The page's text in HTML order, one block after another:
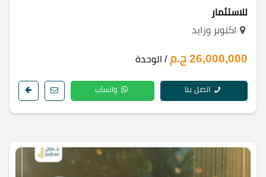
للاستثمار
اكتوبر وزايد
26,000,000 ج.م / الوحدة
اتصل بنا واتساب